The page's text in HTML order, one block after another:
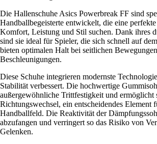
Die Hallenschuhe Asics Powerbreak FF sind
Handballbegeisterte entwickelt, die eine
Komfort, Leistung und Stil suchen. Dank ihres
sind sie ideal für Spieler, die sich schnell auf
bieten optimalen Halt bei seitlichen
Beschleunigungen.
Diese Schuhe integrieren modernste
Stabilität verbessert. Die hochwertige
außergewöhnliche Trittfestigkeit und ermöglicht
Richtungswechsel, ein entscheidendes Element
Handballfeld. Die Reaktivität der
abzufangen und verringert so das Risiko von
Gelenken.